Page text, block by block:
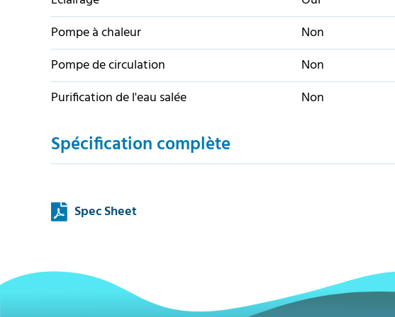
Pompe à chaleur
Non
Pompe de circulation
Non
Purification de l'eau salée
Non
Spécification complète
Spec Sheet